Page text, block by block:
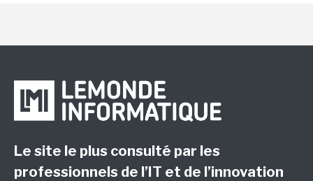
Le site le plus consulté par les
professionnels de l’IT et de l’innovation